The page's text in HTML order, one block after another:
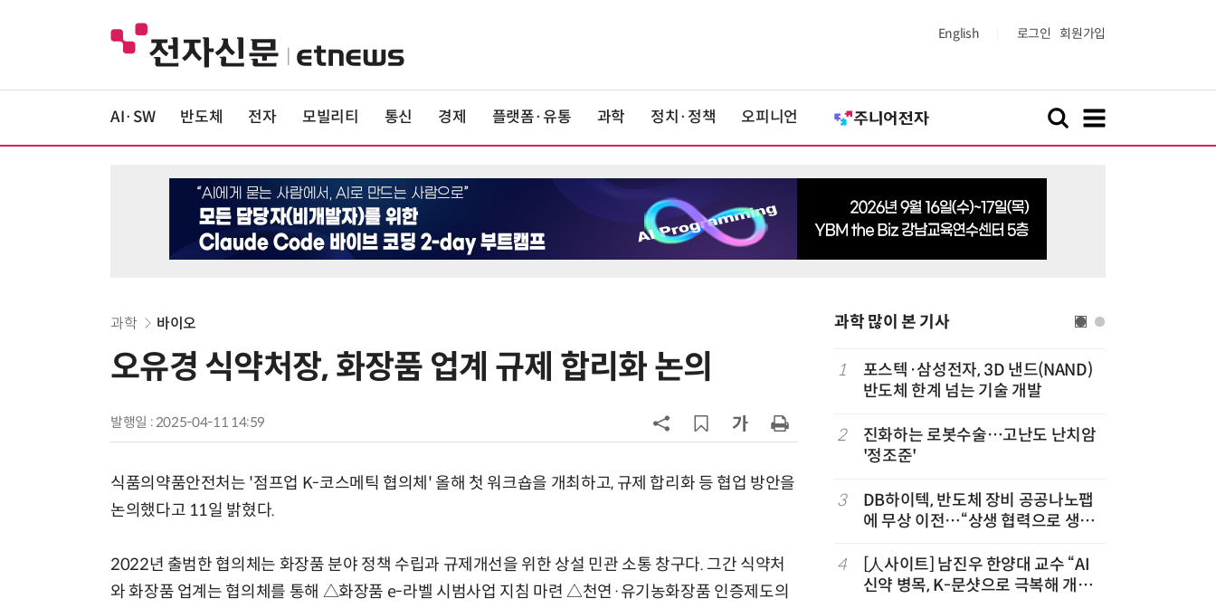
English 로그인 회원가입
AI·SW 반도체 전자 모빌리티 통신 경제 플랫폼·유통 과학 정치·정책 오피니언
과학 바이오
오유경 식약처장, 화장품 업계 규제 합리화 논의
발행일 : 2025-04-11 14:59
식품의약품안전처는 '점프업 K-코스메틱 협의체' 올해 첫 워크숍을 개최하고, 규제 합리화 등 협업 방안을
논의했다고 11일 밝혔다.
2022년 출범한 협의체는 화장품 분야 정책 수립과 규제개선을 위한 상설 민관 소통 창구다. 그간 식약처
와 화장품 업계는 협의체를 통해 △화장품 e-라벨 시범사업 지침 마련 △천연·유기농화장품 인증제도의
과학 많이 본 기사
KIST, 기존 반도체 공정으로 전기·
[K-과학인재 고등학생 캠프] 반도체
“내년 2기로 이어집니다”
9
박성준 아주대 교수, 공기 중 수분으
로 200㎛ 피부 부착 전지 개발
1
포스텍·삼성전자, 3D 낸드(NAND)
반도체 한계 넘는 기술 개발
2
진화하는 로봇수술…고난도 난치암
'정조준'
3
DB하이텍, 반도체 장비 공공나노팹
에 무상 이전…“상생 협력으로 생태
4
[人사이트] 남진우 한양대 교수 “AI
신약 병목, K-문샷으로 극복해 개발